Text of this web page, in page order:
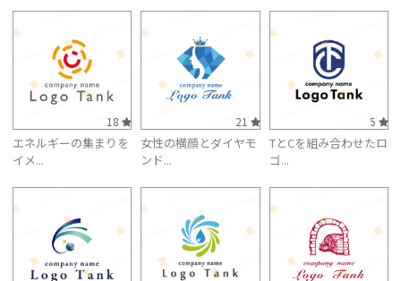
18
エネルギーの集まりを
イメ...
21
女性の横顔とダイヤモ
ンド...
5
TとCを組み合わせたロ
ゴ...